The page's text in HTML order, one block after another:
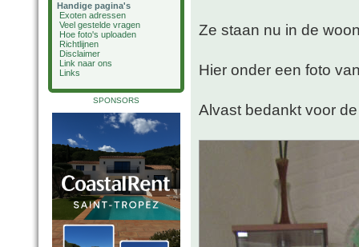
Handige pagina's
Exoten adressen
Veel gestelde vragen
Hoe foto's uploaden
Richtlijnen
Disclaimer
Link naar ons
Links
SPONSORS
Ze staan nu in de
Hier onder een foto
Alvast bedankt voor